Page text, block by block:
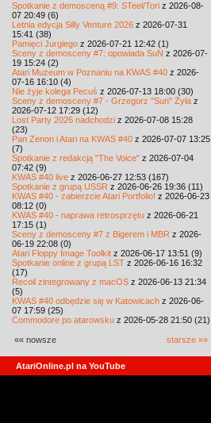
Spotkanie z demosceną #9: STeel/Tori z 2026-08-
07 20:49 (6)
Letnia edycja Silly Venture 2026 z 2026-07-31
15:41 (38)
Pamięci Jurgiego z 2026-07-21 12:42 (1)
Sceny z demosceny #7: opowiada SuN z 2026-07-
19 15:24 (2)
Atari Muzeum w Poznaniu na KWAS #40 z 2026-
07-16 16:10 (4)
Nie żyje kolega Pecuś z 2026-07-13 18:00 (30)
Sceny z demosceny #7 - Grzegorz "Sun" Żyła z
2026-07-12 17:29 (12)
Lost Party 2026 nadchodzi z 2026-07-08 15:28
(23)
Pan Zenon i Atari na KWAS #40 z 2026-07-07 13:25
(7)
Spotkanie z redakcją "The Voice" z 2026-07-04
07:42 (9)
KWAS #40 live z 2026-06-27 12:53 (167)
Spotkanie z grupą USSR z 2026-06-26 19:36 (11)
KWAS #40 - zabierzcie Atari Portfolio! z 2026-06-23
08:12 (0)
KWAS #40 - naprawa retrosprzętu z 2026-06-21
17:15 (1)
Sceny z demosceny #7 z Bigerem i MBR z 2026-
06-19 22:08 (0)
Atari Floppy Image Toolkit z 2026-06-17 13:51 (9)
Spotkanie online z grupą LST z 2026-06-16 16:32
(17)
Recoil zintegrowany z macOS z 2026-06-13 21:34
(5)
KWAS #40 odbędzie się w Katowicach z 2026-06-
07 17:59 (25)
Commodore po atarowsku z 2026-05-28 21:50 (21)
«« nowsze starsze »»
AtariOnline.pl na YouTube